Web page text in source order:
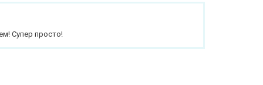
Супер просто!